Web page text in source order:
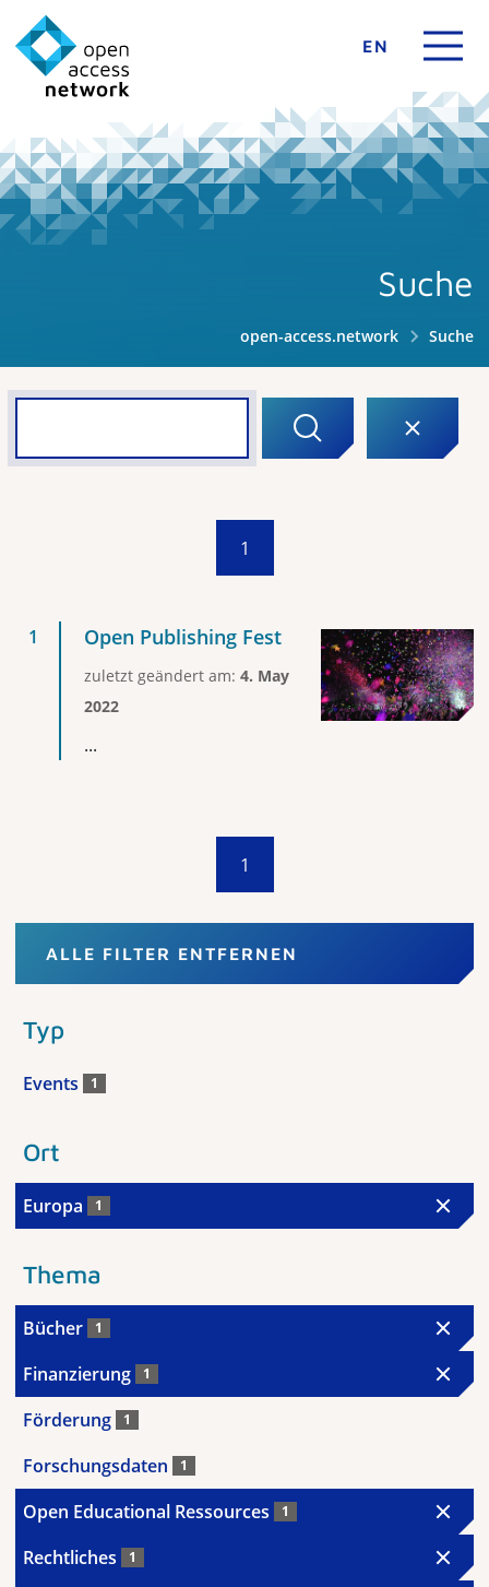
EN
Suche
open-access.network Suche
1
Open Publishing Fest
zuletzt geändert am: 4. May
2022
...
1
ALLE FILTER ENTFERNEN
Typ
Events 1
Ort
Europa 1
Thema
Bücher 1
Finanzierung 1
Förderung 1
Forschungsdaten 1
Open Educational Ressources 1
Rechtliches 1